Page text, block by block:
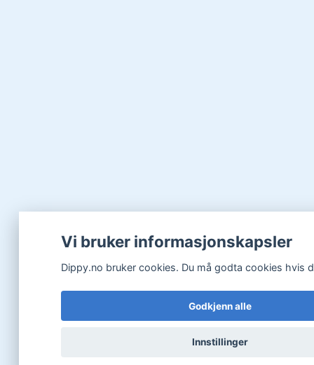
Vi bruker informasjonskapsler
Dippy.no bruker cookies. Du må godta cookies hvis
Godkjenn alle
Innstillinger